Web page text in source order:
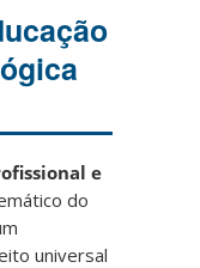
e
do
universal